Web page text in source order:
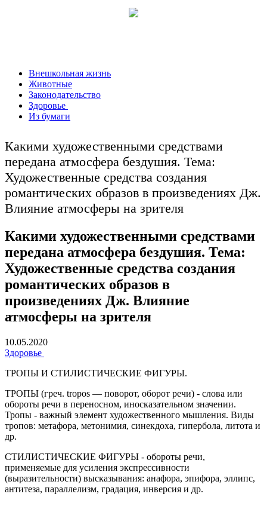
Внешкольная жизнь
Животные
Законодательство
Здоровье
Из бумаги
Какими художественными средствами
передана атмосфера бездушия. Тема:
Художественные средства создания
романтических образов в произведениях Дж.
Влияние атмосферы на зрителя
Какими художественными средствами
передана атмосфера бездушия. Тема:
Художественные средства создания
романтических образов в
произведениях Дж. Влияние
атмосферы на зрителя
10.05.2020
Здоровье
ТРОПЫ И СТИЛИСТИЧЕСКИЕ ФИГУРЫ.
ТРОПЫ (греч. tropos — поворот, оборот речи) - слова или
обороты речи в переносном, иносказательном значении.
Тропы - важный элемент художественного мышления. Виды
тропов: метафора, метонимия, синекдоха, гипербола, литота и
др.
СТИЛИСТИЧЕСКИЕ ФИГУРЫ - обороты речи,
применяемые для усиления экспрессивности
(выразительности) высказывания: анафора, эпифора, эллипс,
антитеза, параллелизм, градация, инверсия и др.